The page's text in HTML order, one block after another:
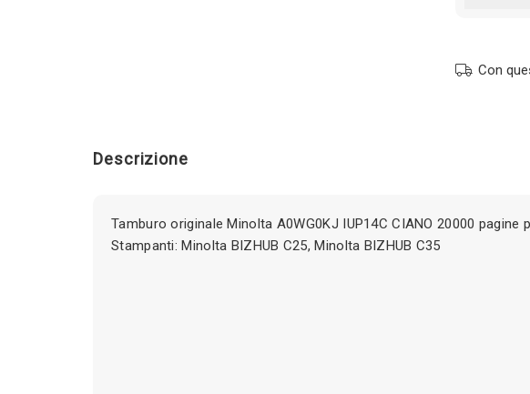
Con
Descrizione
Tamburo originale Minolta A0WG0KJ IUP14C CIANO 20000 pagine
Stampanti: Minolta BIZHUB C25, Minolta BIZHUB C35